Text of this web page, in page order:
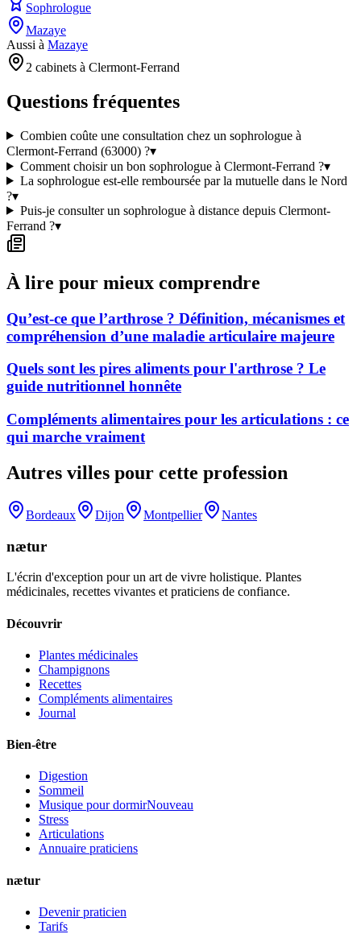
Sophrologue
Mazaye
Aussi à Mazaye
2 cabinets à Clermont-Ferrand
Questions fréquentes
Combien coûte une consultation chez un sophrologue à
Clermont-Ferrand (63000) ?▾
Comment choisir un bon sophrologue à Clermont-Ferrand ?▾
La sophrologue est-elle remboursée par la mutuelle dans le Nord
?▾
Puis-je consulter un sophrologue à distance depuis Clermont-
Ferrand ?▾
À lire pour mieux comprendre
Qu’est-ce que l’arthrose ? Définition, mécanismes et
compréhension d’une maladie articulaire majeure
Quels sont les pires aliments pour l'arthrose ? Le
guide nutritionnel honnête
Compléments alimentaires pour les articulations : ce
qui marche vraiment
Autres villes pour cette profession
Bordeaux Dijon Montpellier Nantes
nætur
L'écrin d'exception pour un art de vivre holistique. Plantes
médicinales, recettes vivantes et praticiens de confiance.
Découvrir
Plantes médicinales
Champignons
Recettes
Compléments alimentaires
Journal
Bien-être
Digestion
Sommeil
Musique pour dormirNouveau
Stress
Articulations
Annuaire praticiens
nætur
Devenir praticien
Tarifs